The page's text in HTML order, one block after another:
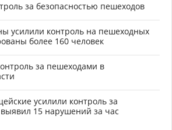
за безопасностью пешеходов
усилили контроль на пешеходных
более 160 человек
за пешеходами в
усилили контроль за
15 нарушений за час